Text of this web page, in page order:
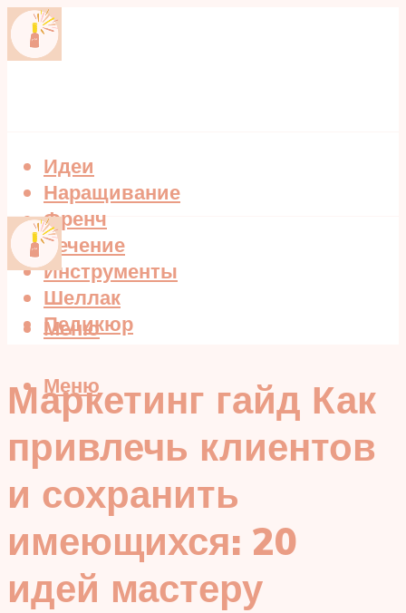
Идеи
Наращивание
Френч
Лечение
Инструменты
Шеллак
Педикюр
Меню
Меню
Маркетинг гайд Как
привлечь клиентов
и сохранить
имеющихся: 20
идей мастеру